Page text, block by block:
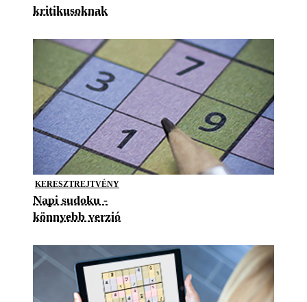
kritikusoknak
KERESZTREJTVÉNY
Napi sudoku -
könnyebb verzió